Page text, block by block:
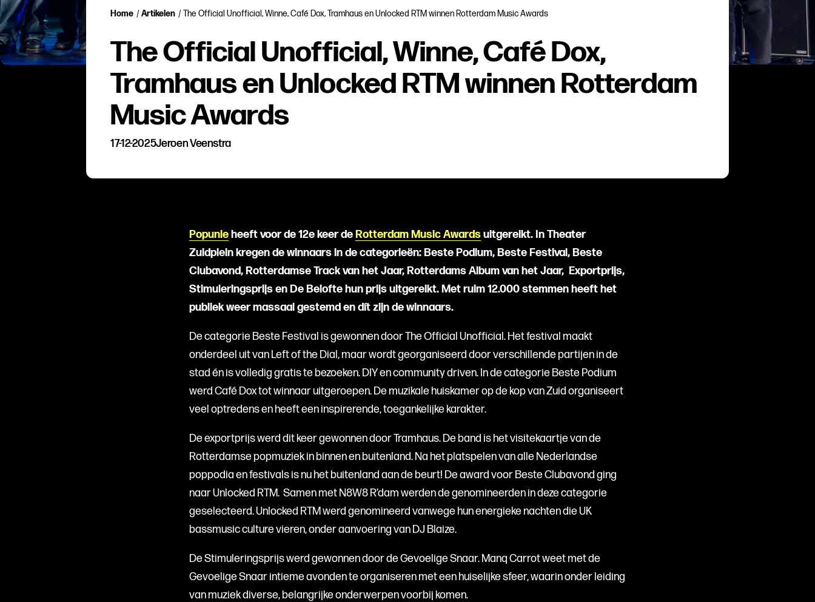
Home /Artikelen /The Official Unofficial, Winne, Café Dox, Tramhaus en Unlocked RTM winnen Rotterdam Music Awards
The Official Unofficial, Winne, Café Dox,
Tramhaus en Unlocked RTM winnen Rotterdam
Music Awards
17-12-2025Jeroen Veenstra
Popunie heeft voor de 12e keer de Rotterdam Music Awardsuitgereikt. In Theater
Zuidplein kregen de winnaars in de categorieën: Beste Podium, Beste Festival, Beste
Clubavond, Rotterdamse Track van het Jaar, Rotterdams Album van het Jaar, Exportprijs,
Stimuleringsprijs en De Belofte hun prijs uitgereikt. Met ruim 12.000 stemmen heeft het
publiek weer massaal gestemd en dít zijn de winnaars.
De categorie Beste Festival is gewonnen door The Official Unofficial. Het festival maakt
onderdeel uit van Left of the Dial, maar wordt georganiseerd door verschillende partijen in de
stad én is volledig gratis te bezoeken. DIY en community driven. In de categorie Beste Podium
werd Café Dox tot winnaar uitgeroepen. De muzikale huiskamer op de kop van Zuid organiseert
veel optredens en heeft een inspirerende, toegankelijke karakter.
De exportprijs werd dit keer gewonnen door Tramhaus. De band is het visitekaartje van de
Rotterdamse popmuziek in binnen en buitenland. Na het platspelen van alle Nederlandse
poppodia en festivals is nu het buitenland aan de beurt! De award voor Beste Clubavond ging
naar Unlocked RTM. Samen met N8W8 R’dam werden de genomineerden in deze categorie
geselecteerd. Unlocked RTM werd genomineerd vanwege hun energieke nachten die UK
bassmusic culture vieren, onder aanvoering van DJ Blaize.
De Stimuleringsprijs werd gewonnen door de Gevoelige Snaar. Manq Carrot weet met de
Gevoelige Snaar intieme avonden te organiseren met een huiselijke sfeer, waarin onder leiding
van muziek diverse, belangrijke onderwerpen voorbij komen.